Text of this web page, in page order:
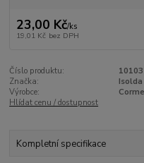
23,00 Kč/ks
19,01 Kč bez DPH
Číslo produktu:
Značka:
Isolda
Výrobce:
Hlídat cenu / dostupnost
Kompletní specifikace